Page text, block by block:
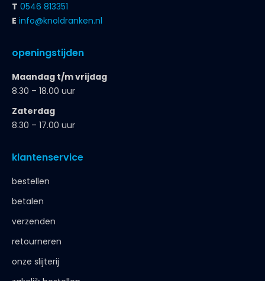
T 0546 813351
E info@knoldranken.nl
openingstijden
Maandag t/m vrijdag
8.30 – 18.00 uur
Zaterdag
8.30 – 17.00 uur
klantenservice
bestellen
betalen
verzenden
retourneren
onze slijterij